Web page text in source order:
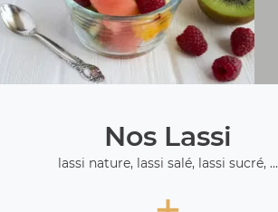
Nos Lassi
lassi nature, lassi salé, lassi sucré, ...